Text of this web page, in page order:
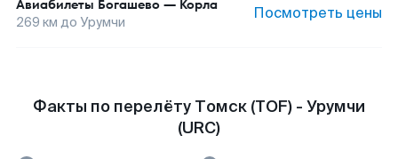
Авиабилеты Богашево — Корла
269 км до Урумчи Посмотреть цены
Факты по перелёту Томск (TOF) - Урумчи
(URC)